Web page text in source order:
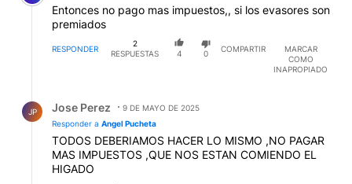
Entonces no pago mas impuestos,, si los evasores son
premiados
RESPONDER
2
RESPUESTAS
4 0
COMPARTIR
MARCAR
COMO
INAPROPIADO
JP Jose Perez
9 DE MAYO DE 2025
Responder a Angel Pucheta
TODOS DEBERIAMOS HACER LO MISMO ,NO PAGAR
MAS IMPUESTOS ,QUE NOS ESTAN COMIENDO EL
HIGADO